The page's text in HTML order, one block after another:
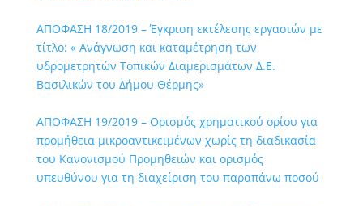
ΑΠΟΦΑΣΗ 18/2019 – Έγκριση εκτέλεσης εργασιών με
τίτλο: « Ανάγνωση και καταμέτρηση των
υδρομετρητών Τοπικών Διαμερισμάτων Δ.Ε.
Βασιλικών του Δήμου Θέρμης»
ΑΠΟΦΑΣΗ 19/2019 – Ορισμός χρηματικού ορίου για
προμήθεια μικροαντικειμένων χωρίς τη διαδικασία
του Κανονισμού Προμηθειών και ορισμός
υπευθύνου για τη διαχείριση του παραπάνω ποσού